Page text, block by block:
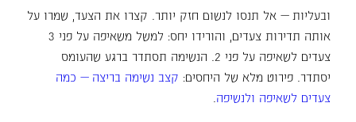
ובעליות — אל תנסו לנשום חזק יותר. קצרו את הצעד, שמרו על
אותה תדירות צעדים, והורידו יחס: למשל משאיפה על פני 3
צעדים לשאיפה על פני 2. הנשימה תסתדר ברגע שהעומס
יסתדר. פירוט מלא של היחסים: קצב נשימה בריצה — כמה
צעדים לשאיפה ולנשיפה